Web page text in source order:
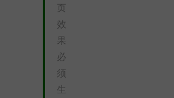
页
效
果
必
须
生